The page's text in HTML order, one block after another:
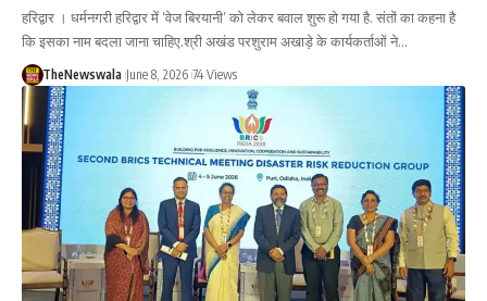
हरिद्वार । धर्मनगरी हरिद्वार में ‘वेज बिरयानी’ को लेकर बवाल शुरू हो गया है. संतों का कहना है
कि इसका नाम बदला जाना चाहिए.श्री अखंड परशुराम अखाड़े के कार्यकर्ताओं ने…
TheNewswala June 8, 2026 74 Views